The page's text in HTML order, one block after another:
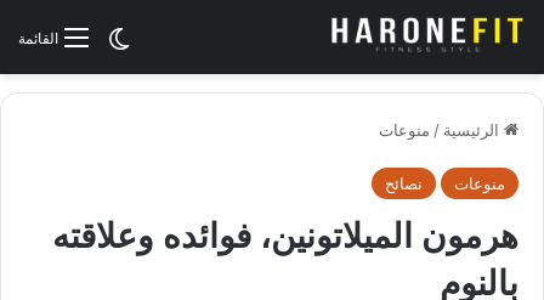
القائمةالوضع
الرئيسية / منوعات
منوعات نصائح
هرمون الميلاتونين، فوائده وعلاقته
بالنوم